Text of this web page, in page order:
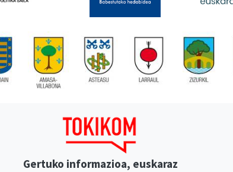
Gertuko informazioa, euskaraz